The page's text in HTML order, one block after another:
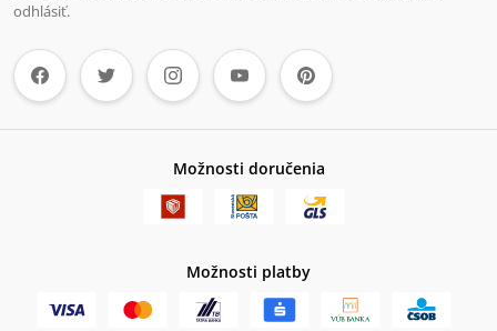
odhlásiť.
Možnosti doručenia
Možnosti platby